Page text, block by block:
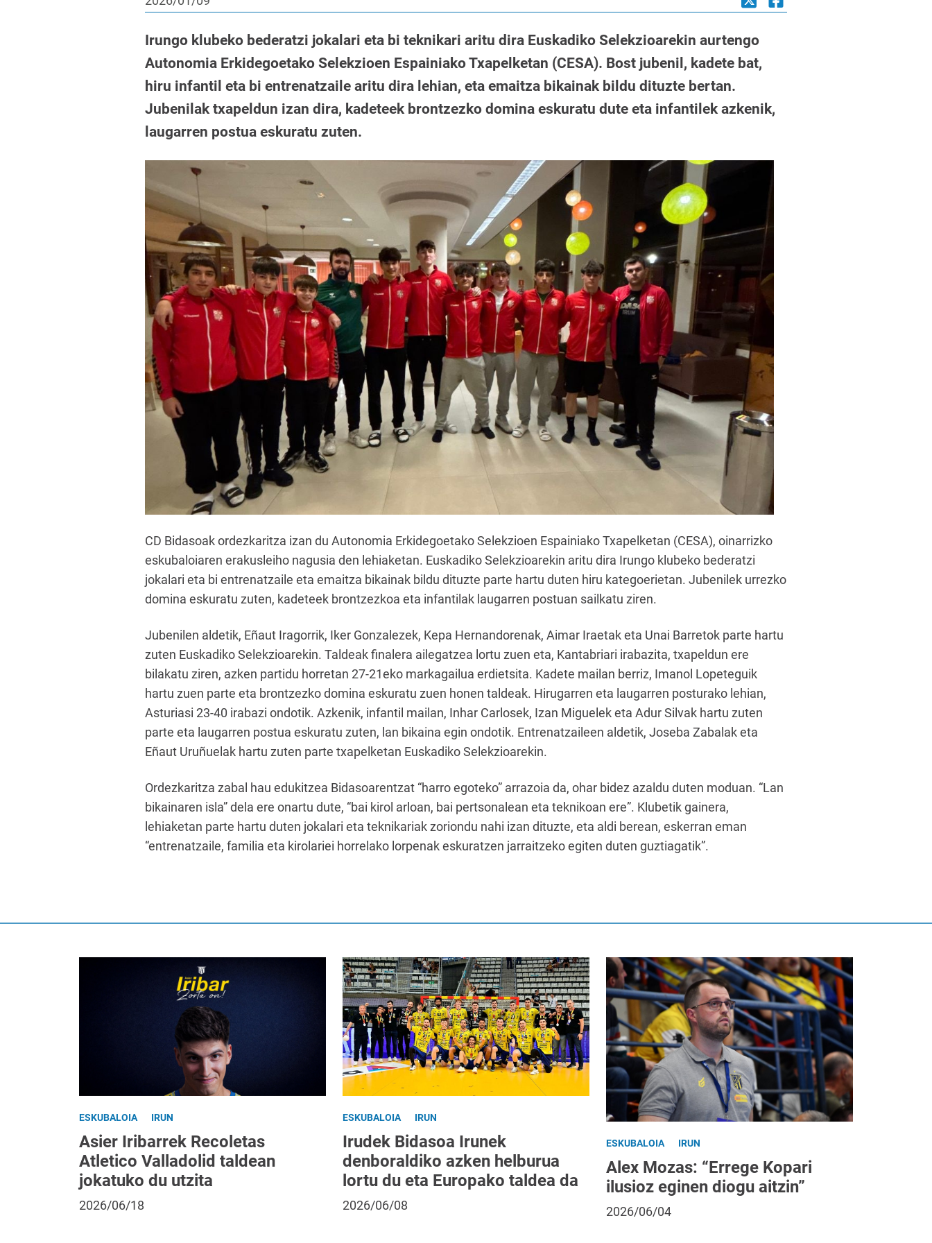
Irungo klubeko bederatzi jokalari eta bi teknikari aritu dira Euskadiko Selekzioarekin aurtengo
Autonomia Erkidegoetako Selekzioen Espainiako Txapelketan (CESA). Bost jubenil, kadete bat,
hiru infantil eta bi entrenatzaile aritu dira lehian, eta emaitza bikainak bildu dituzte bertan.
Jubenilak txapeldun izan dira, kadeteek brontzezko domina eskuratu dute eta infantilek azkenik,
laugarren postua eskuratu zuten.
CD Bidasoak ordezkaritza izan du Autonomia Erkidegoetako Selekzioen Espainiako Txapelketan (CESA), oinarrizko
eskubaloiaren erakusleiho nagusia den lehiaketan. Euskadiko Selekzioarekin aritu dira Irungo klubeko bederatzi
jokalari eta bi entrenatzaile eta emaitza bikainak bildu dituzte parte hartu duten hiru kategoerietan. Jubenilek urrezko
domina eskuratu zuten, kadeteek brontzezkoa eta infantilak laugarren postuan sailkatu ziren.
Jubenilen aldetik, Eñaut Iragorrik, Iker Gonzalezek, Kepa Hernandorenak, Aimar Iraetak eta Unai Barretok parte hartu
zuten Euskadiko Selekzioarekin. Taldeak finalera ailegatzea lortu zuen eta, Kantabriari irabazita, txapeldun ere
bilakatu ziren, azken partidu horretan 27-21eko markagailua erdietsita. Kadete mailan berriz, Imanol Lopeteguik
hartu zuen parte eta brontzezko domina eskuratu zuen honen taldeak. Hirugarren eta laugarren posturako lehian,
Asturiasi 23-40 irabazi ondotik. Azkenik, infantil mailan, Inhar Carlosek, Izan Miguelek eta Adur Silvak hartu zuten
parte eta laugarren postua eskuratu zuten, lan bikaina egin ondotik. Entrenatzaileen aldetik, Joseba Zabalak eta
Eñaut Uruñuelak hartu zuten parte txapelketan Euskadiko Selekzioarekin.
Ordezkaritza zabal hau edukitzea Bidasoarentzat “harro egoteko” arrazoia da, ohar bidez azaldu duten moduan. “Lan
bikainaren isla” dela ere onartu dute, “bai kirol arloan, bai pertsonalean eta teknikoan ere”. Klubetik gainera,
lehiaketan parte hartu duten jokalari eta teknikariak zoriondu nahi izan dituzte, eta aldi berean, eskerran eman
“entrenatzaile, familia eta kirolariei horrelako lorpenak eskuratzen jarraitzeko egiten duten guztiagatik”.
ESKUBALOIA IRUN
Asier Iribarrek Recoletas
Atletico Valladolid taldean
jokatuko du utzita
2026/06/18
ESKUBALOIA IRUN
Irudek Bidasoa Irunek
denboraldiko azken helburua
lortu du eta Europako taldea da
2026/06/08
ESKUBALOIA IRUN
Alex Mozas: “Errege Kopari
ilusioz eginen diogu aitzin”
2026/06/04